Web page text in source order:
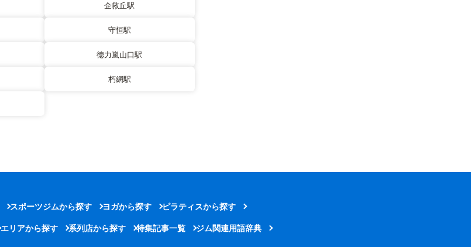
企救丘駅
守恒駅
徳力嵐山口駅
朽網駅
スポーツジムから探す ヨガから探す ピラティスから探す
エリアから探す 系列店から探す 特集記事一覧 ジム関連用語辞典